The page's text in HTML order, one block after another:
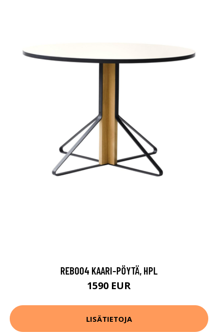
REB004 KAARI-PÖYTÄ, HPL
1590 EUR
LISÄTIETOJA